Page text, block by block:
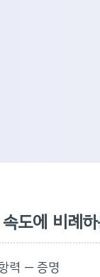
도에 비례
력 — 증명